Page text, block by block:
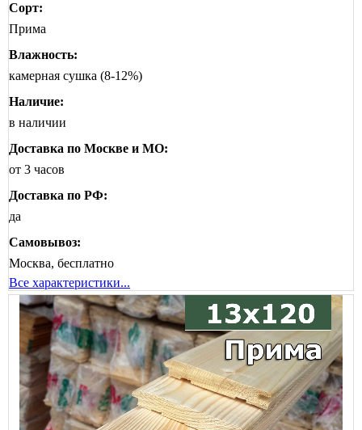
Сорт:
Прима
Влажность:
камерная сушка (8-12%)
Наличие:
в наличии
Доставка по Москве и МО:
от 3 часов
Доставка по РФ:
да
Самовывоз:
Москва, бесплатно
Все характеристики...